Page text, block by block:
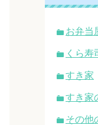
お弁当
くら寿
すき家
すき家
その他